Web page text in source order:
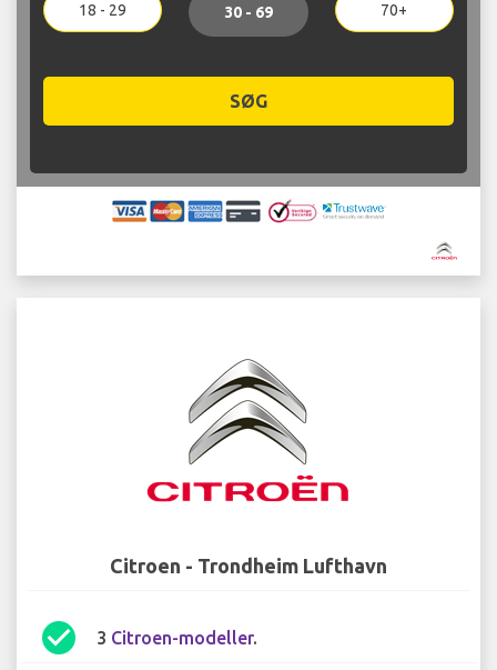
18 - 29 30 - 69 70+
SØG
Citroen - Trondheim Lufthavn
check_circle 3 Citroen-modeller.